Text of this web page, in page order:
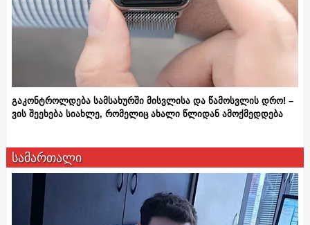
გაკონტროლდება სამსახურში მისვლისა და წამოსვლის დრო! –
ვის შეეხება სიახლე, რომელიც ახალი წლიდან ამოქმედდება
სამართალი